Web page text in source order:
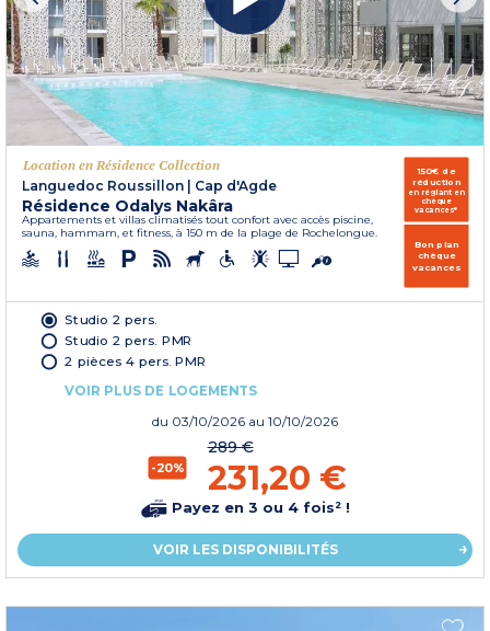
Location en Résidence Collection
Languedoc Roussillon
Cap d'Agde
Résidence Odalys Nakâra
Appartements et villas climatisés tout confort avec accès piscine,
sauna, hammam, et fitness, à 150 m de la plage de Rochelongue.
150€ de
réduction
en réglant en
chèque
vacances*
Bon plan
chèque
vacances
Studio 2 pers.
Studio 2 pers. PMR
2 pièces 4 pers. PMR
VOIR PLUS DE LOGEMENTS
du 03/10/2026 au 10/10/2026
-20%
289 €
231,20 €
Payez en 3 ou 4 fois² !
VOIR LES DISPONIBILITÉS